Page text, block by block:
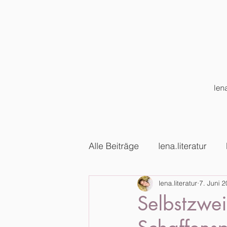
Alle Beiträge lena.literatur
lena.literatur 7. Juni